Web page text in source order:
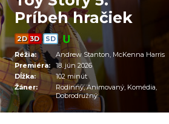
Príbeh hračiek
2D 3D
SD
Réžia:
Andrew Stanton, McKenna Harris
Premiéra:
18. jún 2026
Dĺžka:
102 minút
Žáner:
Rodinný, Animovaný, Komédia,
Dobrodružný